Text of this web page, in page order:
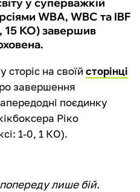
у суперважкій
WBA, WBC та IBF
15 КО) завершив
на своїй сторінці
завершення
поєдинку
Ріко
1-0, 1 КО).
лише бій.